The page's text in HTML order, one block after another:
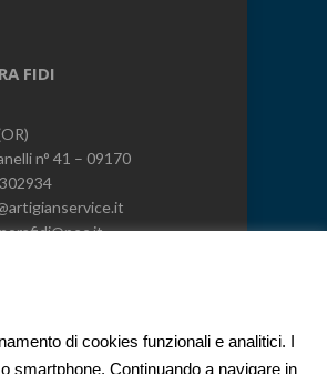
FIDI
n° 41 – 09170
di cookies funzionali e analitici. I
smartphone. Continuando a navigare in